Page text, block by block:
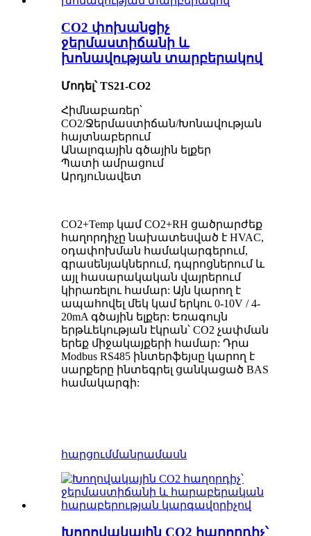
CO2 փոխանցիչ
ջերմաստիճանի և
խոնավության տարբերակով
Մոդել՝ TS21-CO2
Հիմնաբառեր՝
CO2/Ջերմաստիճան/Խոնավության
հայտնաբերում
Անալոգային գծային ելքեր
Պատի ամրացում
Արդյունավետ
CO2+Temp կամ CO2+RH ցածրարժեք
հաղորդիչը նախատեսված է HVAC,
օդափոխման համակարգերում,
գրասենյակներում, դպրոցներում և
այլ հասարակական վայրերում
կիրառելու համար: Այն կարող է
ապահովել մեկ կամ երկու 0-10V / 4-
20mA գծային ելքեր: Եռագույն
երթևեկության էկրան՝ CO2 չափման
երեք միջակայքերի համար: Դրա
Modbus RS485 ինտերֆեյսը կարող է
սարքերը ինտեգրել ցանկացած BAS
համակարգի:
հարցումմանրամասն
Խողովակային CO2 հաղորդիչ՝